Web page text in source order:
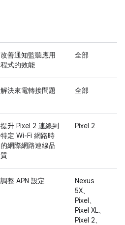
改善通知監聽應用
程式的效能
全部
解決來電轉接問題 全部
提升 Pixel 2 連線到
特定 Wi-Fi 網路時
的網際網路連線品
質
Pixel 2
調整 APN 設定
Nexus
5X、
Pixel、
Pixel XL、
Pixel 2、